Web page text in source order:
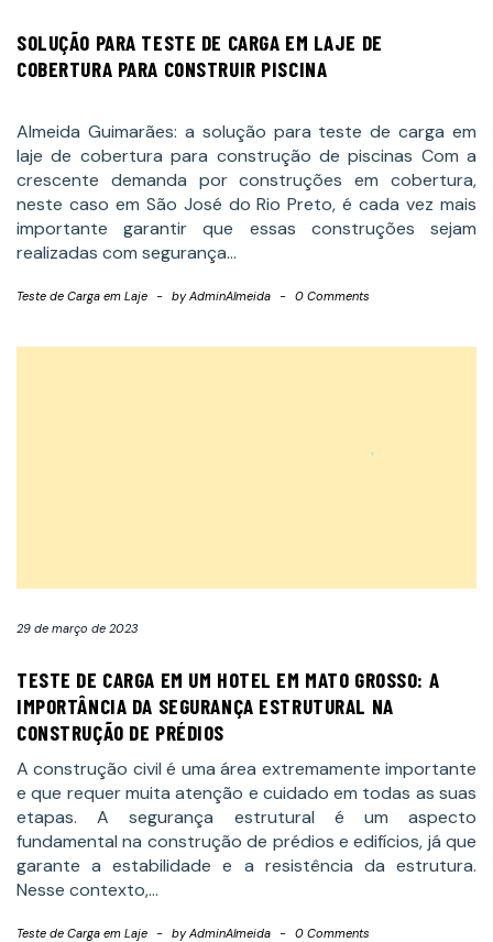
SOLUÇÃO PARA TESTE DE CARGA EM LAJE DE
COBERTURA PARA CONSTRUIR PISCINA
Almeida Guimarães: a solução para teste de carga em
laje de cobertura para construção de piscinas Com a
crescente demanda por construções em cobertura,
neste caso em São José do Rio Preto, é cada vez mais
importante garantir que essas construções sejam
realizadas com segurança…
Teste de Carga em Laje - byAdminAlmeida - 0 Comments
29 de março de 2023
TESTE DE CARGA EM UM HOTEL EM MATO GROSSO: A
IMPORTÂNCIA DA SEGURANÇA ESTRUTURAL NA
CONSTRUÇÃO DE PRÉDIOS
A construção civil é uma área extremamente importante
e que requer muita atenção e cuidado em todas as suas
etapas. A segurança estrutural é um aspecto
fundamental na construção de prédios e edifícios, já que
garante a estabilidade e a resistência da estrutura.
Nesse contexto,…
Teste de Carga em Laje - byAdminAlmeida - 0 Comments